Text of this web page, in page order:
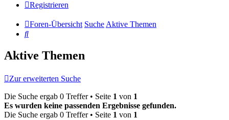
Registrieren
Foren-Übersicht SucheAktive Themen
Suche
Aktive Themen
Zur erweiterten Suche
Die Suche ergab 0 Treffer • Seite 1 von 1
Es wurden keine passenden Ergebnisse gefunden.
Die Suche ergab 0 Treffer • Seite 1 von 1